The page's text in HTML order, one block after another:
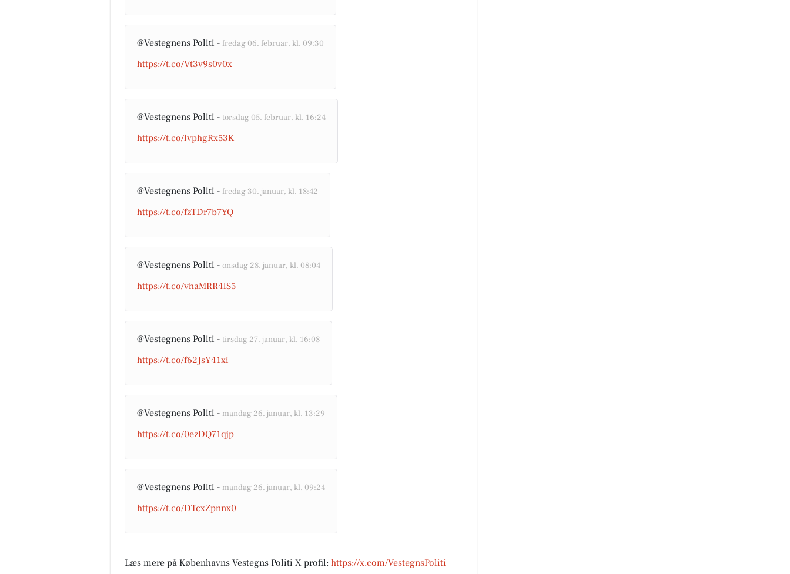
@Vestegnens Politi - fredag 06. februar, kl. 09:30
https://t.co/Vt3v9s0v0x
@Vestegnens Politi - torsdag 05. februar, kl. 16:24
https://t.co/lvphgRx53K
@Vestegnens Politi - fredag 30. januar, kl. 18:42
https://t.co/fzTDr7b7YQ
@Vestegnens Politi - onsdag 28. januar, kl. 08:04
https://t.co/vhaMRR4lS5
@Vestegnens Politi - tirsdag 27. januar, kl. 16:08
https://t.co/f62JsY41xi
@Vestegnens Politi - mandag 26. januar, kl. 13:29
https://t.co/0ezDQ71qjp
@Vestegnens Politi - mandag 26. januar, kl. 09:24
https://t.co/DTcxZpnnx0
Læs mere på Københavns Vestegns Politi X profil: https://x.com/VestegnsPoliti